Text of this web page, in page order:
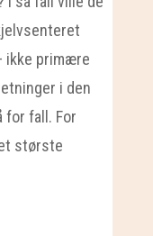
ikke primære
i den
for fall. For
største